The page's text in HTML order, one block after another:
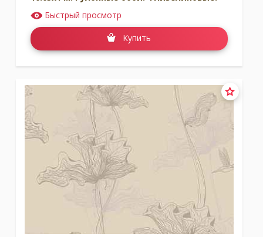
Быстрый просмотр
Купить